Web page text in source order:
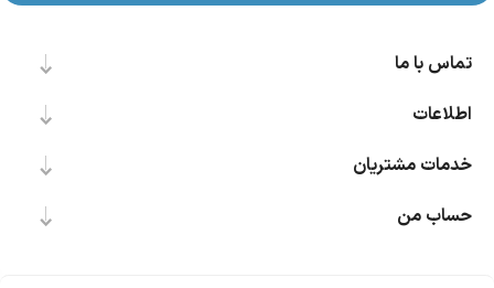
تماس با ما
اطلاعات
خدمات مشتریان
حساب من